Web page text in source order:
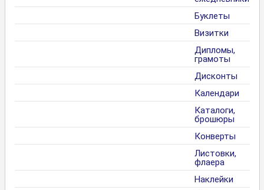
Буклеты
Визитки
Дипломы,
грамоты
Дисконты
Календари
Каталоги,
брошюры
Конверты
Листовки,
флаера
Наклейки